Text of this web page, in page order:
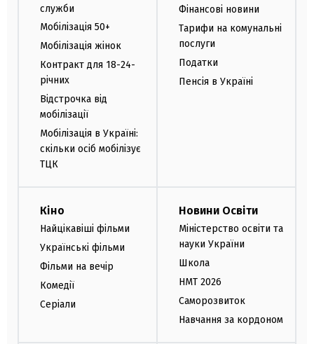
служби
Мобілізація 50+
Мобілізація жінок
Контракт для 18-24-
річних
Відстрочка від
мобілізації
Мобілізація в Україні:
скільки осіб мобілізує
ТЦК
Фінансові новини
Тарифи на комунальні
послуги
Податки
Пенсія в Україні
Кіно
Найцікавіші фільми
Українські фільми
Фільми на вечір
Комедії
Серіали
Новини Освіти
Міністерство освіти та
науки України
Школа
НМТ 2026
Саморозвиток
Навчання за кордоном